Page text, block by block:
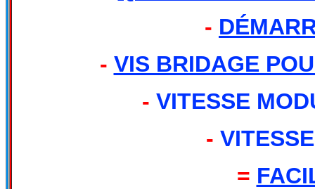
-
- VIS BRIDAGE
- VITESSE
-
=